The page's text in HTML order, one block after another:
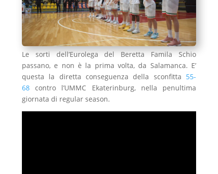
Le sorti dell’Eurolega del Beretta Famila Schio
passano, e non è la prima volta, da Salamanca. E’
questa la diretta conseguenza della sconfitta 55-
68contro l’UMMC Ekaterinburg, nella penultima
giornata di regular season.